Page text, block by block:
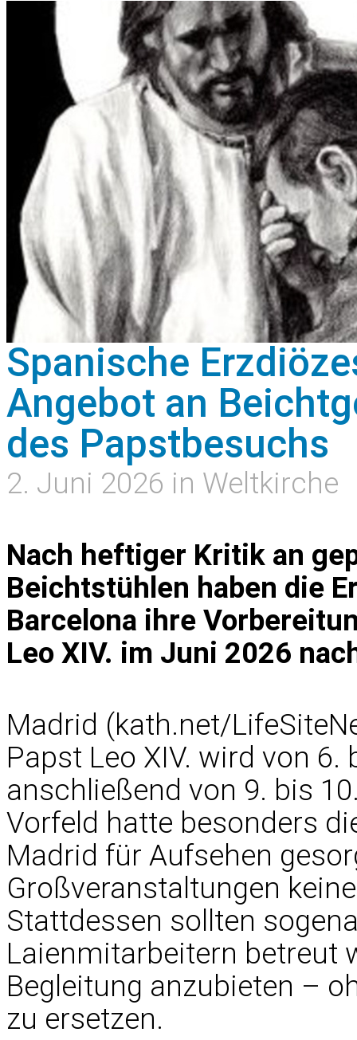
Spanische
Angebot an
des Papstbesuchs
2. Juni 2026 in Weltkirche
Nach heftiger Kritik an
Beichtstühlen haben die
Barcelona ihre
Leo XIV. im Juni 2026
Madrid (kath.net/
Papst Leo XIV. wird von
anschließend von 9. bis
Vorfeld hatte besonders
Madrid für Aufsehen
Großveranstaltungen
Stattdessen sollten
Laienmitarbeitern betreut
Begleitung anzubieten –
zu ersetzen.